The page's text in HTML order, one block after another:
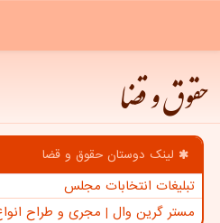
حقوق و قضا
لینک دوستان حقوق و قضا
تبلیغات انتخابات مجلس
مستر گرین وال | مجری و طراح